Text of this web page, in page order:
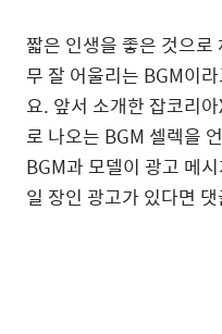
짧은 인생을 좋은 것으
무 잘 어울리는 BGM이
요. 앞서 소개한 잡코리
로 나오는 BGM 셀렉을
BGM과 모델이 광고 메
일 장인 광고가 있다면